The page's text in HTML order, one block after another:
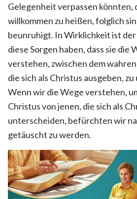
Gelegenheit verpassen könnten,
willkommen zu heißen, folglich
beunruhigt. In Wirklichkeit ist der
diese Sorgen haben, dass sie die
verstehen, zwischen dem
die sich als Christus ausgeben,
Wenn wir die Wege verstehen,
Christus von jenen, die sich als
unterscheiden, befürchten wir
getäuscht zu werden.